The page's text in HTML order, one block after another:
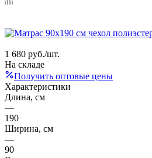
1 680 руб./шт.
На складе
Получить оптовые цены
Характеристики
Длина, см
—
190
Ширина, см
—
90